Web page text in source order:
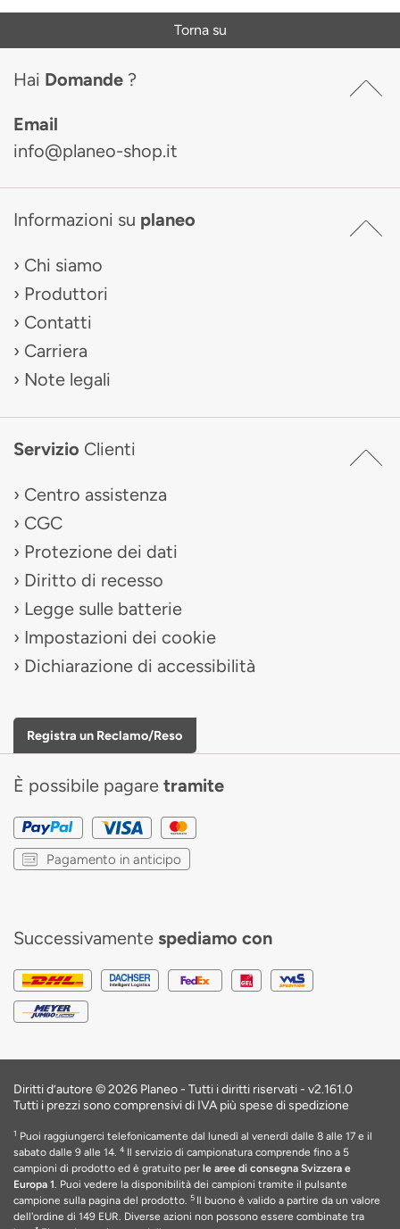
Torna su
Hai Domande ?
Email
info@planeo-shop.it
Informazioni su planeo
Chi siamo
Produttori
Contatti
Carriera
Note legali
Servizio Clienti
Centro assistenza
CGC
Protezione dei dati
Diritto di recesso
Legge sulle batterie
Impostazioni dei cookie
Dichiarazione di accessibilità
Registra un Reclamo/Reso
È possibile pagare tramite
Pagamento in anticipo
Successivamente spediamo con
Diritti d’autore © 2026 Planeo - Tutti i diritti riservati - v2.161.0
Tutti i prezzi sono comprensivi di IVA più spese di spedizione
1 Puoi raggiungerci telefonicamente dal lunedì al venerdì dalle 8 alle 17 e il
sabato dalle 9 alle 14. 4 Il servizio di campionatura comprende fino a 5
campioni di prodotto ed è gratuito per le aree di consegna Svizzera e
Europa 1. Puoi vedere la disponibilità dei campioni tramite il pulsante
campione sulla pagina del prodotto. 5 Il buono è valido a partire da un valore
dell'ordine di 149 EUR. Diverse azioni non possono essere combinate tra